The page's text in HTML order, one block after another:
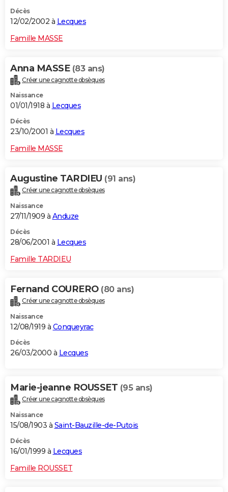
Décès
12/02/2002 à Lecques
Famille MASSE
Anna MASSE (83 ans)
Créer une cagnotte obsèques
Naissance
01/01/1918 à Lecques
Décès
23/10/2001 à Lecques
Famille MASSE
Augustine TARDIEU (91 ans)
Créer une cagnotte obsèques
Naissance
27/11/1909 à Anduze
Décès
28/06/2001 à Lecques
Famille TARDIEU
Fernand COURERO (80 ans)
Créer une cagnotte obsèques
Naissance
12/08/1919 à Conqueyrac
Décès
26/03/2000 à Lecques
Marie-jeanne ROUSSET (95 ans)
Créer une cagnotte obsèques
Naissance
15/08/1903 à Saint-Bauzille-de-Putois
Décès
16/01/1999 à Lecques
Famille ROUSSET